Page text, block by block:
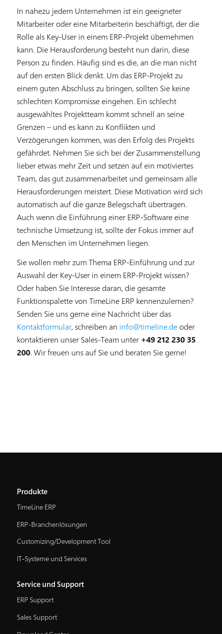
In nahezu jedem Unternehmen ist ein geeigneter
Mitarbeiter oder eine Mitarbeiterin beschäftigt, der die
Rolle als Key-User in einem ERP-Projekt übernehmen
kann. Die Herausforderung besteht nun darin, diese
Person zu finden. Häufig sind es die, an die man nicht
auf den ersten Blick denkt. Um das ERP-Projekt zu
einem guten Abschluss zu bringen, sollten Sie keine
schlechten Kompromisse eingehen. Ein schlecht
ausgewähltes Projektteam kommt schnell an seine
Grenzen – und es kann zu Konflikten und
Verzögerungen kommen, was den Erfolg des Projekts
gefährdet. Nehmen Sie sich bei der Zusammenstellung
lieber etwas mehr Zeit und setzen auf ein motiviertes
Team, das gut zusammenarbeitet und gemeinsam alle
Herausforderungen meistert. Diese Motivation wird sich
automatisch auf die ganze Belegschaft übertragen.
Auch wenn die Einführung einer ERP-Software eine
technische Umsetzung ist, sollte der Fokus immer auf
den Menschen im Unternehmen liegen.
Sie wollen mehr zum Thema ERP-Einführung und zur
Auswahl der Key-User in einem ERP-Projekt wissen?
Oder haben Sie Interesse daran, die gesamte
Funktionspalette von TimeLine ERP kennenzulernen?
Senden Sie uns gerne eine Nachricht über das
Kontaktformular, schreiben an info@timeline.deoder
kontaktieren unser Sales-Team unter+49 212 230 35
200. Wir freuen uns auf Sie und beraten Sie gerne!
Produkte
TimeLine ERP
ERP-Branchenlösungen
Customizing/Development Tool
IT-Systeme und Services
Service und Support
ERP Support
Sales Support